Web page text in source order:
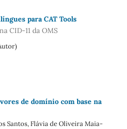
para CAT Tools
CID-11 da OMS
de domínio com base na
Santos, Flávia de Oliveira Maia-